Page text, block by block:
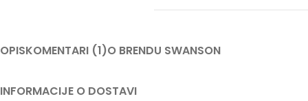
OPISKOMENTARI (1)O BRENDU SWANSON
INFORMACIJE O DOSTAVI